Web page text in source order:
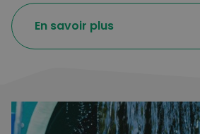
En savoir plus